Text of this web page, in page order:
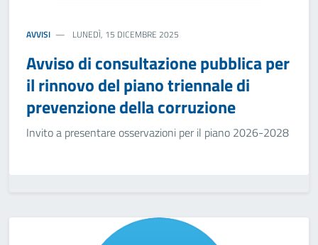
AVVISI LUNEDÌ, 15 DICEMBRE 2025
Avviso di consultazione pubblica per
il rinnovo del piano triennale di
prevenzione della corruzione
Invito a presentare osservazioni per il piano 2026-2028